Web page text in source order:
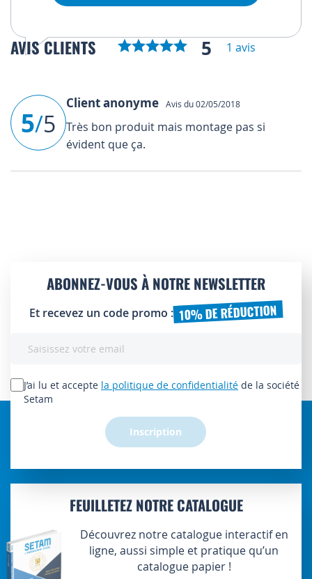
AVIS CLIENTS 5 1 avis
5/5
Client anonyme Avis du 02/05/2018
Très bon produit mais montage pas si
évident que ça.
ABONNEZ-VOUS À NOTRE NEWSLETTER
Et recevez un code promo : 10% DE RÉDUCTION
lettre
d’information
J’ai lu et accepte la politique de confidentialité de la société
Setam
Inscription
FEUILLETEZ NOTRE CATALOGUE
Découvrez notre catalogue interactif en
ligne, aussi simple et pratique qu’un
catalogue papier !